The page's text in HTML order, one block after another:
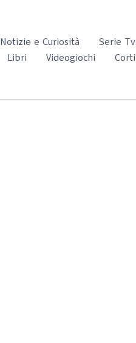
Notizie e Curiosità Serie Tv
Libri Videogiochi Corti